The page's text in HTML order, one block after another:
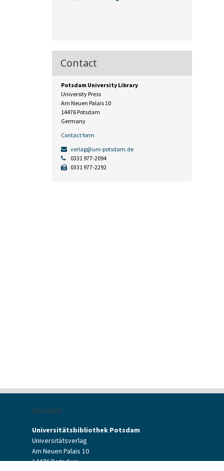
Contact
Potsdam University Library
University Press
Am Neuen Palais 10
14476 Potsdam
Germany
Contact form
verlag@uni-potsdam.de
0331 977-2094
0331 977-2292
Kontakt
Universitätsbibliothek Potsdam
Universitätsverlag
Am Neuen Palais 10
14476 Potsdam